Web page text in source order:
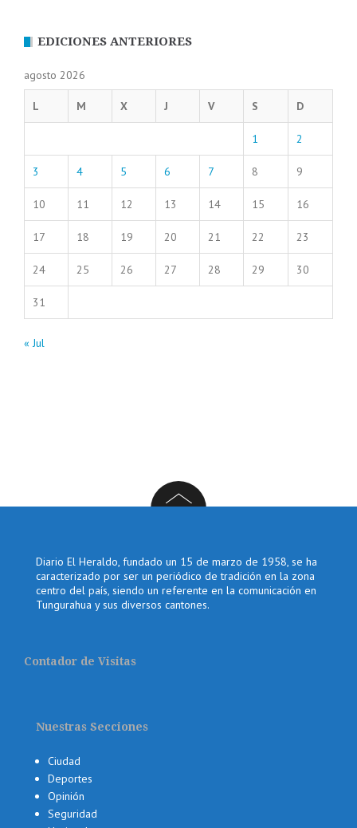
EDICIONES ANTERIORES
agosto 2026
L M X J V S D
1 2
3 4 5 6 7 8 9
10 11 12 13 14 15 16
17 18 19 20 21 22 23
24 25 26 27 28 29 30
31
« Jul
Diario El Heraldo, fundado un 15 de marzo de 1958, se ha
caracterizado por ser un periódico de tradición en la zona
centro del país, siendo un referente en la comunicación en
Tungurahua y sus diversos cantones.
Contador de Visitas
Nuestras Secciones
Ciudad
Deportes
Opinión
Seguridad